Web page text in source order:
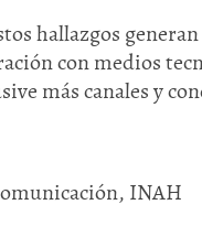
hallazgos
con medios
más canales y
INAH